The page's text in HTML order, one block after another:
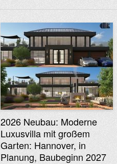
2026 Neubau: Moderne
Luxusvilla mit großem
Garten: Hannover, in
Planung, Baubeginn 2027